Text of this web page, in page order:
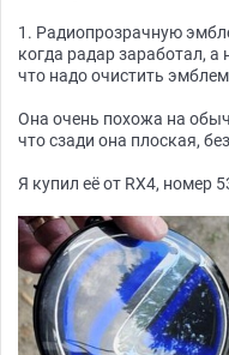
1. Радиопрозрачную
когда радар заработал, а
что надо очистить
Она очень похожа на
что сзади она плоская,
Я купил её от RX4, номер